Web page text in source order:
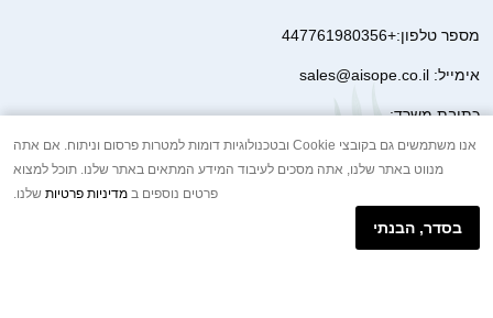
מספר טלפון:+447761980356
אימייל: sales@aisope.co.il
כתובת משרד:
41 Devonshire Street Ground Floor Office 1 London W1G 7AJ
United Kingdom
+44 7410 2065017
הודעת וואטסאפ באינטרנט
אנו משתמשים גם בקובצי Cookie ובטכנולוגיות דומות למטרות פרסום וניתוח. אם אתה
מנווט באתר שלנו, אתה מסכים לעיבוד המידע המתאים באתר שלנו. תוכל למצוא
פרטים נוספים ב מדיניות פרטיות שלנו.
בסדר, הבנתי